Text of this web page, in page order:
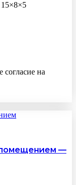
15×8×5
на
—